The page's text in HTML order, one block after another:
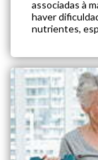
associadas à
haver
nutrientes,